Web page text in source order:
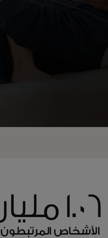
1.06 مليار
الأشخاص المرتبطون